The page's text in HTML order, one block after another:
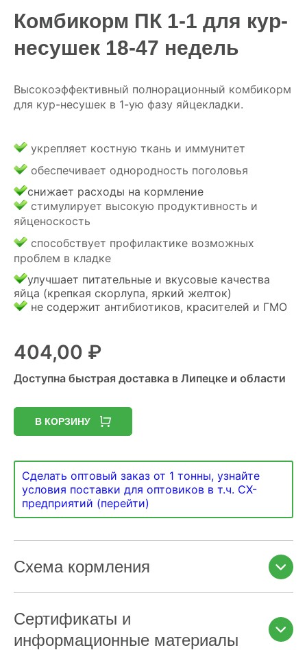
Комбикорм ПК 1-1 для кур-
несушек 18-47 недель
Высокоэффективный полнорационный комбикорм
для кур-несушек в 1-ую фазу яйцекладки.
укрепляет костную ткань и иммунитет
обеспечивает однородность поголовья
снижает расходы на кормление
стимулирует высокую продуктивность и
яйценоскость
способствует профилактике возможных
проблем в кладке
улучшает питательные и вкусовые качества
яйца (крепкая скорлупа, яркий желток)
не содержит антибиотиков, красителей и ГМО
404,00 ₽
Доступна быстрая доставка в Липецке и области
В КОРЗИНУ
Сделать оптовый заказ от 1 тонны, узнайте
условия поставки для оптовиков в т.ч. СХ-
предприятий (перейти)
Схема кормления
Сертификаты и
информационные материалы
ГДЕ КУПИТЬ
КОНТАКТЫ
8 (804) 700-18-14
ПРАЙС-ЛИСТ
КАЛЬКУЛЯТОР КОМБИКОРМА